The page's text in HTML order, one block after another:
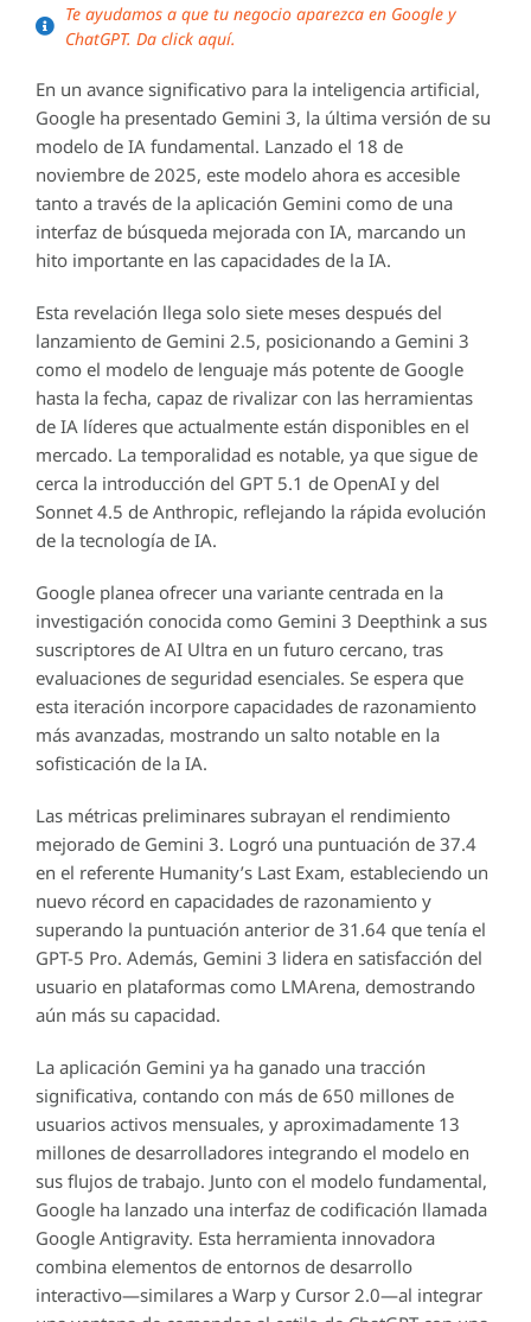
Te ayudamos a que tu negocio aparezca en Google y
ChatGPT. Da click aquí.
En un avance significativo para la inteligencia artificial,
Google ha presentado Gemini 3, la última versión de su
modelo de IA fundamental. Lanzado el 18 de
noviembre de 2025, este modelo ahora es accesible
tanto a través de la aplicación Gemini como de una
interfaz de búsqueda mejorada con IA, marcando un
hito importante en las capacidades de la IA.
Esta revelación llega solo siete meses después del
lanzamiento de Gemini 2.5, posicionando a Gemini 3
como el modelo de lenguaje más potente de Google
hasta la fecha, capaz de rivalizar con las herramientas
de IA líderes que actualmente están disponibles en el
mercado. La temporalidad es notable, ya que sigue de
cerca la introducción del GPT 5.1 de OpenAI y del
Sonnet 4.5 de Anthropic, reflejando la rápida evolución
de la tecnología de IA.
Google planea ofrecer una variante centrada en la
investigación conocida como Gemini 3 Deepthink a sus
suscriptores de AI Ultra en un futuro cercano, tras
evaluaciones de seguridad esenciales. Se espera que
esta iteración incorpore capacidades de razonamiento
más avanzadas, mostrando un salto notable en la
sofisticación de la IA.
Las métricas preliminares subrayan el rendimiento
mejorado de Gemini 3. Logró una puntuación de 37.4
en el referente Humanity’s Last Exam, estableciendo un
nuevo récord en capacidades de razonamiento y
superando la puntuación anterior de 31.64 que tenía el
GPT-5 Pro. Además, Gemini 3 lidera en satisfacción del
usuario en plataformas como LMArena, demostrando
aún más su capacidad.
La aplicación Gemini ya ha ganado una tracción
significativa, contando con más de 650 millones de
usuarios activos mensuales, y aproximadamente 13
millones de desarrolladores integrando el modelo en
sus flujos de trabajo. Junto con el modelo fundamental,
Google ha lanzado una interfaz de codificación llamada
Google Antigravity. Esta herramienta innovadora
combina elementos de entornos de desarrollo
interactivo—similares a Warp y Cursor 2.0—al integrar